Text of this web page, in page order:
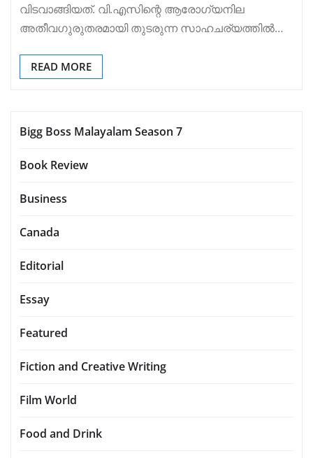
വിടവാങ്ങിയത്. വി.എസിന്റെ ആരോഗ്യനില
അതീവഗുരുതരമായി തുടരുന്ന സാഹചര്യത്തിൽ…
READ MORE
Bigg Boss Malayalam Season 7
Book Review
Business
Canada
Editorial
Essay
Featured
Fiction and Creative Writing
Film World
Food and Drink